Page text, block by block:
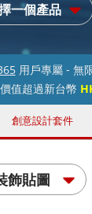
一個產品
用戶專屬 - 無
值超過新台幣
創意設計套件
飾貼圖